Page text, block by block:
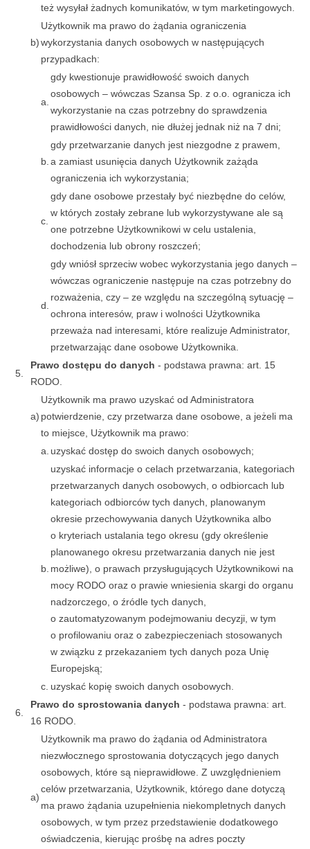
też wysyłał żadnych komunikatów, w tym marketingowych.
b)
Użytkownik ma prawo do żądania ograniczenia
wykorzystania danych osobowych w następujących
przypadkach:
a.
gdy kwestionuje prawidłowość swoich danych
osobowych – wówczas Szansa Sp. z o.o. ogranicza ich
wykorzystanie na czas potrzebny do sprawdzenia
prawidłowości danych, nie dłużej jednak niż na 7 dni;
b.
gdy przetwarzanie danych jest niezgodne z prawem,
a zamiast usunięcia danych Użytkownik zażąda
ograniczenia ich wykorzystania;
c.
gdy dane osobowe przestały być niezbędne do celów,
w których zostały zebrane lub wykorzystywane ale są
one potrzebne Użytkownikowi w celu ustalenia,
dochodzenia lub obrony roszczeń;
d.
gdy wniósł sprzeciw wobec wykorzystania jego danych –
wówczas ograniczenie następuje na czas potrzebny do
rozważenia, czy – ze względu na szczególną sytuację –
ochrona interesów, praw i wolności Użytkownika
przeważa nad interesami, które realizuje Administrator,
przetwarzając dane osobowe Użytkownika.
5.
Prawo dostępu do danych - podstawa prawna: art. 15
RODO.
a)
Użytkownik ma prawo uzyskać od Administratora
potwierdzenie, czy przetwarza dane osobowe, a jeżeli ma
to miejsce, Użytkownik ma prawo:
a. uzyskać dostęp do swoich danych osobowych;
b.
uzyskać informacje o celach przetwarzania, kategoriach
przetwarzanych danych osobowych, o odbiorcach lub
kategoriach odbiorców tych danych, planowanym
okresie przechowywania danych Użytkownika albo
o kryteriach ustalania tego okresu (gdy określenie
planowanego okresu przetwarzania danych nie jest
możliwe), o prawach przysługujących Użytkownikowi na
mocy RODO oraz o prawie wniesienia skargi do organu
nadzorczego, o źródle tych danych,
o zautomatyzowanym podejmowaniu decyzji, w tym
o profilowaniu oraz o zabezpieczeniach stosowanych
w związku z przekazaniem tych danych poza Unię
Europejską;
c. uzyskać kopię swoich danych osobowych.
6.
Prawo do sprostowania danych - podstawa prawna: art.
16 RODO.
a)
Użytkownik ma prawo do żądania od Administratora
niezwłocznego sprostowania dotyczących jego danych
osobowych, które są nieprawidłowe. Z uwzględnieniem
celów przetwarzania, Użytkownik, którego dane dotyczą
ma prawo żądania uzupełnienia niekompletnych danych
osobowych, w tym przez przedstawienie dodatkowego
oświadczenia, kierując prośbę na adres poczty